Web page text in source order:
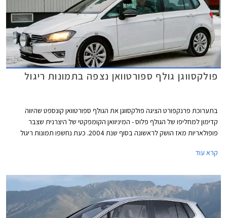
פולקסווגן גולף ספורטוואן נצפה בתמונות ריגול
בתערוכת פרנקפורט הציגה פולקסווגן את הגולף ספורטוואן קונספט שהיווה
קדימון למחליפו של הגולף פלוס - המיניוואן הקומפקטי של היצרנית שצבר
פופולאריות מאז הושק לראשונה בסוף שנת 2004. כעת נחשפו תמונות ריגול
קרא עוד